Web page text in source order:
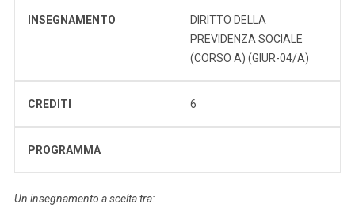
INSEGNAMENTO
DIRITTO DELLA
PREVIDENZA SOCIALE
(CORSO A) (GIUR-04/A)
CREDITI 6
PROGRAMMA
Un insegnamento a scelta tra: